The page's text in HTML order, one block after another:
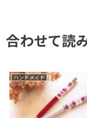
合わせて読
ハンドメイド